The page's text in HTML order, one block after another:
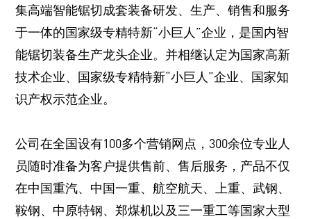
集高端智能锯切成套装备研发、生产、销售和服务
于一体的国家级专精特新“小巨人”企业，是国内智
能锯切装备生产龙头企业。并相继认定为国家高新
技术企业、国家级专精特新“小巨人”企业、国家知
识产权示范企业。
公司在全国设有100多个营销网点，300余位专业人
员随时准备为客户提供售前、售后服务，产品不仅
在中国重汽、中国一重、航空航天、上重、武钢、
鞍钢、中原特钢、郑煤机以及三一重工等国家大型